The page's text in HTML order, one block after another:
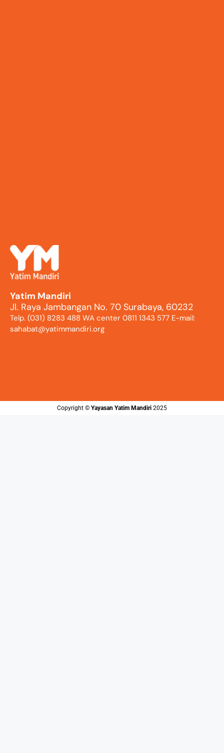
Yatim Mandiri
Jl. Raya Jambangan No. 70 Surabaya, 60232
Telp. (031) 8283 488 WA center 0811 1343 577 E-mail:
sahabat@yatimmandiri.org
Copyright ©️ Yayasan Yatim Mandiri 2025